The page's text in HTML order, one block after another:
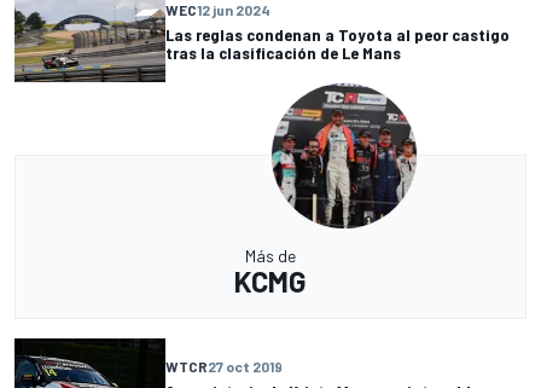
WEC12 jun 2024
Las reglas condenan a Toyota al peor castigo
tras la clasificación de Le Mans
Más de
KCMG
WTCR27 oct 2019